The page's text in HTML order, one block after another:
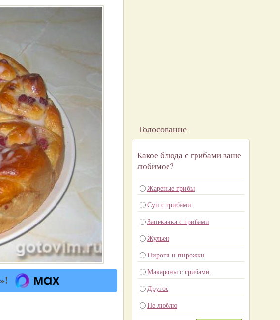
Голосование
Какое блюда с грибами ваше
любимое?
Жареные грибы
Суп с грибами
Запеканка с грибами
Жульен
Пироги и пирожки
Макароны с грибами
Другое
Не люблю